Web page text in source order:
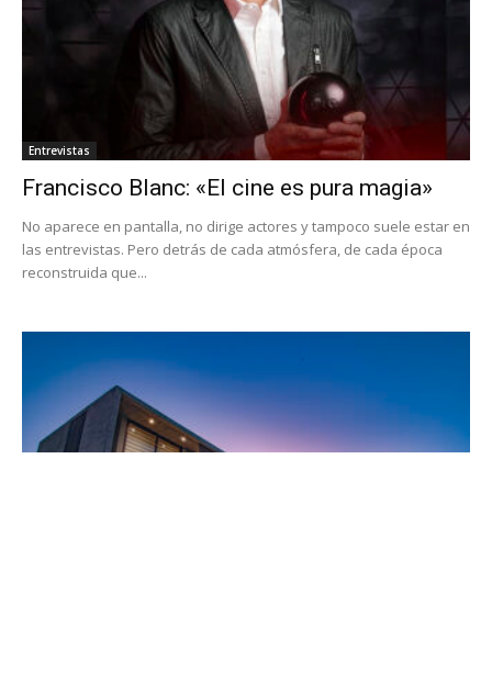
Entrevistas
Francisco Blanc: «El cine es pura magia»
No aparece en pantalla, no dirige actores y tampoco suele estar en
las entrevistas. Pero detrás de cada atmósfera, de cada época
reconstruida que...